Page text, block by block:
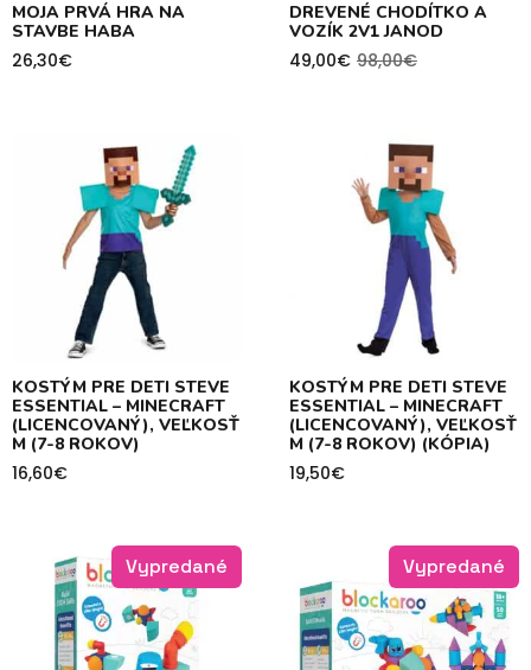
MOJA PRVÁ HRA NA
STAVBE HABA
26,30€
DREVENÉ CHODÍTKO A
VOZÍK 2V1 JANOD
98,00€
Pôvodná
49,00€
Aktuálna
KOSTÝM PRE DETI STEVE
ESSENTIAL – MINECRAFT
(LICENCOVANÝ), VEĽKOSŤ
M (7-8 ROKOV)
16,60€
KOSTÝM PRE DETI STEVE
ESSENTIAL – MINECRAFT
(LICENCOVANÝ), VEĽKOSŤ
M (7-8 ROKOV) (KÓPIA)
19,50€
Vypredané Vypredané